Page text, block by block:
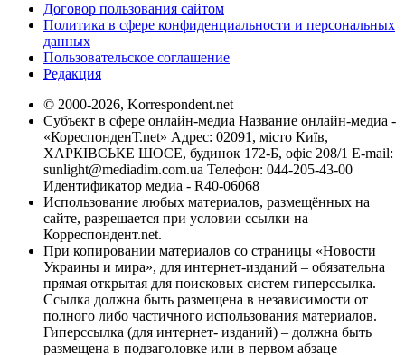
Договор пользования сайтом
Политика в сфере конфиденциальности и персональных
данных
Пользовательское соглашение
Редакция
© 2000-2026, Korrespondent.net
Субъект в сфере онлайн-медиа Название онлайн-медиа -
«КореспонденТ.net» Адрес: 02091, місто Київ,
ХАРКІВСЬКЕ ШОСЕ, будинок 172-Б, офіс 208/1 E-mail:
sunlight@mediadim.com.ua Телефон: 044-205-43-00
Идентификатор медиа - R40-06068
Использование любых материалов, размещённых на
сайте, разрешается при условии ссылки на
Корреспондент.net.
При копировании материалов со страницы «Новости
Украины и мира», для интернет-изданий – обязательна
прямая открытая для поисковых систем гиперссылка.
Ссылка должна быть размещена в независимости от
полного либо частичного использования материалов.
Гиперссылка (для интернет- изданий) – должна быть
размещена в подзаголовке или в первом абзаце